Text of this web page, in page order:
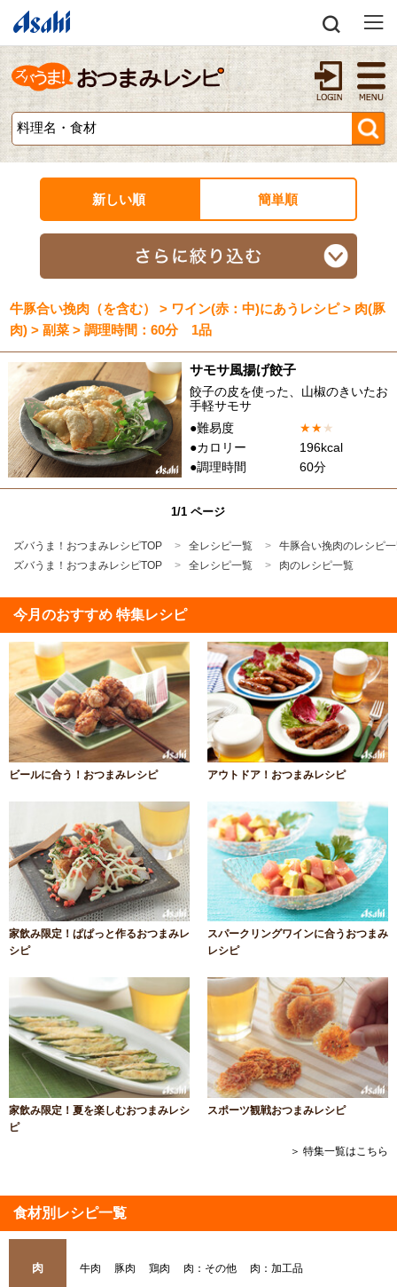
新しい順 簡単順
牛豚合い挽肉（を含む） > ワイン(赤：中)にあうレシピ > 肉(豚
肉) > 副菜 > 調理時間：60分 1品
サモサ風揚げ餃子
餃子の皮を使った、山椒のきいたお
手軽サモサ
●難易度
★★★
●カロリー
196kcal
●調理時間
60分
1/1 ページ
ズバうま！おつまみレシピTOP 全レシピ一覧
牛豚合い挽肉のレシピ
ズバうま！おつまみレシピTOP
全レシピ一覧 肉のレシピ一覧
今月のおすすめ 特集レシピ
ビールに合う！おつまみレシピ アウトドア！おつまみレシピ
家飲み限定！ぱぱっと作るおつまみレ
シピ
スパークリングワインに合うおつまみ
レシピ
家飲み限定！夏を楽しむおつまみレシ
ピ
スポーツ観戦おつまみレシピ
＞ 特集一覧はこちら
食材別レシピ一覧
肉 牛肉 豚肉 鶏肉 肉：その他 肉：加工品